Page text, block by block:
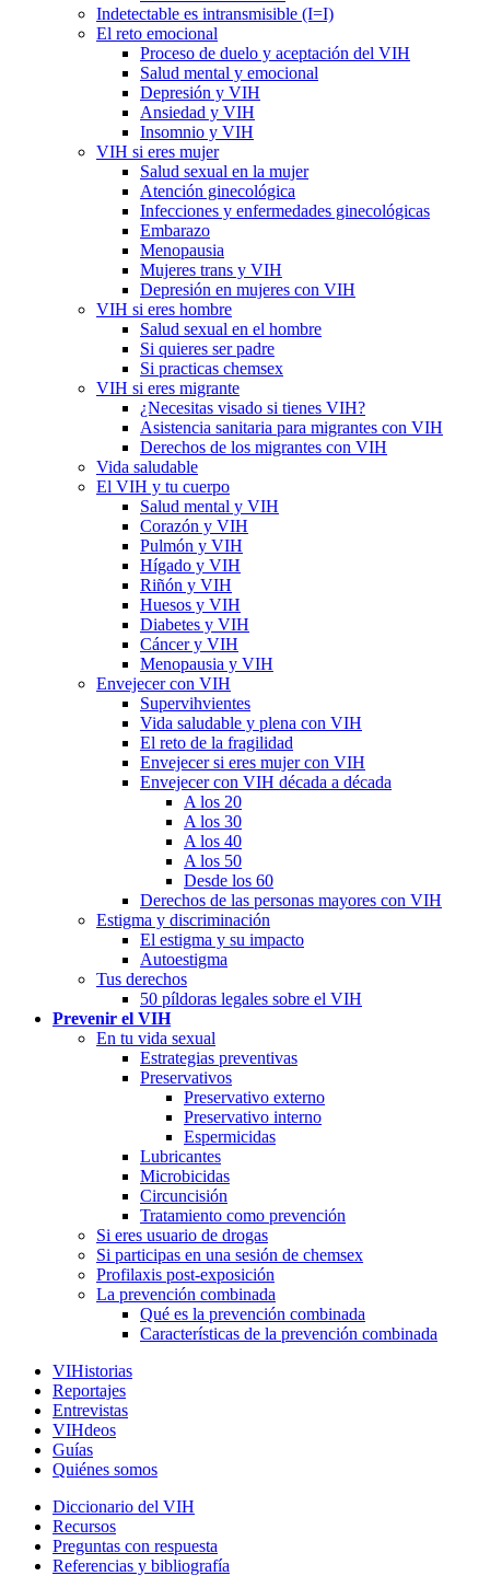
Indetectable es intransmisible (I=I)
El reto emocional
Proceso de duelo y aceptación del VIH
Salud mental y emocional
Depresión y VIH
Ansiedad y VIH
Insomnio y VIH
VIH si eres mujer
Salud sexual en la mujer
Atención ginecológica
Infecciones y enfermedades ginecológicas
Embarazo
Menopausia
Mujeres trans y VIH
Depresión en mujeres con VIH
VIH si eres hombre
Salud sexual en el hombre
Si quieres ser padre
Si practicas chemsex
VIH si eres migrante
¿Necesitas visado si tienes VIH?
Asistencia sanitaria para migrantes con VIH
Derechos de los migrantes con VIH
Vida saludable
El VIH y tu cuerpo
Salud mental y VIH
Corazón y VIH
Pulmón y VIH
Hígado y VIH
Riñón y VIH
Huesos y VIH
Diabetes y VIH
Cáncer y VIH
Menopausia y VIH
Envejecer con VIH
Supervihvientes
Vida saludable y plena con VIH
El reto de la fragilidad
Envejecer si eres mujer con VIH
Envejecer con VIH década a década
A los 20
A los 30
A los 40
A los 50
Desde los 60
Derechos de las personas mayores con VIH
Estigma y discriminación
El estigma y su impacto
Autoestigma
Tus derechos
50 píldoras legales sobre el VIH
Prevenir el VIH
En tu vida sexual
Estrategias preventivas
Preservativos
Preservativo externo
Preservativo interno
Espermicidas
Lubricantes
Microbicidas
Circuncisión
Tratamiento como prevención
Si eres usuario de drogas
Si participas en una sesión de chemsex
Profilaxis post-exposición
La prevención combinada
Qué es la prevención combinada
Características de la prevención combinada
VIHistorias
Reportajes
Entrevistas
VIHdeos
Guías
Quiénes somos
Diccionario del VIH
Recursos
Preguntas con respuesta
Referencias y bibliografía